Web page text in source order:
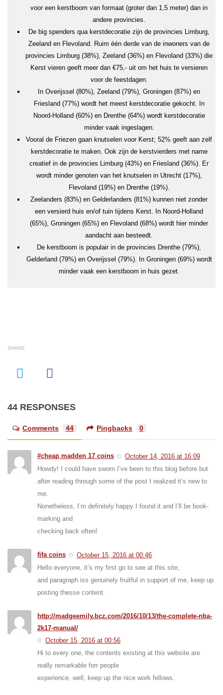
voor een kerstboom van formaat (groter dan 1,5 meter) dan in
andere provincies.
De big spenders qua kerstdecoratie zijn de provincies Limburg,
Zeeland en Flevoland. Ruim één derde van de inwoners van de
provincies Limburg (38%), Zeeland (36%) en Flevoland (33%) die
Kerst vieren geeft meer dan €75,- uit om het huis te versieren
voor de feestdagen.
In Overijssel (80%), Zeeland (79%), Groningen (87%) en
Friesland (77%) wordt het meest kerstdecoratie gekocht. In
Noord-Holland (60%) en Drenthe (64%) wordt kerstdecoratie
minder vaak ingeslagen.
Vooral de Friezen gaan knutselen voor Kerst; 52% geeft aan zelf
kerstdecoratie te maken. Ook zijn de kerstvierders met name
creatief in de provincies Limburg (43%) en Friesland (36%). Er
wordt minder genoten van het knutselen in Utrecht (17%),
Flevoland (19%) en Drenthe (19%).
Zeelanders (83%) en Gelderlanders (81%) kunnen niet zonder
een versierd huis en/of tuin tijdens Kerst. In Noord-Holland
(65%), Groningen (65%) en Flevoland (68%) wordt hier minder
aandacht aan besteedt.
De kerstboom is populair in de provincies Drenthe (79%),
Gelderland (79%) en Overijssel (79%). In Groningen (69%) wordt
minder vaak een kerstboom in huis gezet.
SHARE
44 RESPONSES
Comments 44 Pingbacks 0
#cheap madden 17 coins
October 14, 2016 at 16:09
Howdy! I could have sworn I’ve been to this blog before but
after reading through some of the post I realized it’s new to
me.
Nonetheless, I’m definitely happy I found it and I’ll be book-
marking and
checking back often!
fifa coins
October 15, 2016 at 00:46
Hello everyone, it’s my first go to see at this site,
and paragraph iss genuinely fruitful in support of me, keep up
posting thesse content.
http://madgeemily.bcz.com/2016/10/13/the-complete-nba-
2k17-manual/
October 15, 2016 at 00:56
Hi to every one, the contents existing at this website are
really remarkable forr people
experience, well, keep up the nice work fellows.